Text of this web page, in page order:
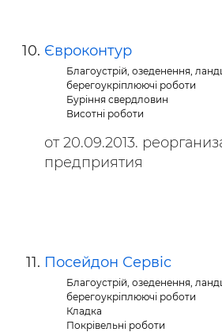
Євроконтур
Благоустрій, озеденення,
берегоукріплюючі роботи
Буріння свердловин
Висотні роботи
от 20.09.2013.
предприятия
Посейдон Сервіс
Благоустрій, озеденення,
берегоукріплюючі роботи
Кладка
Покрівельні роботи